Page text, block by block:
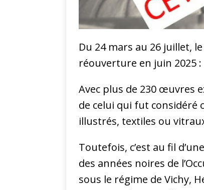
Du 24 mars au 26 juillet,
réouverture en juin 2025 :
Avec plus de 230 œuvres
de celui qui fut considéré
illustrés, textiles ou
Toutefois, c’est au fil
des années noires de
sous le régime de Vichy,